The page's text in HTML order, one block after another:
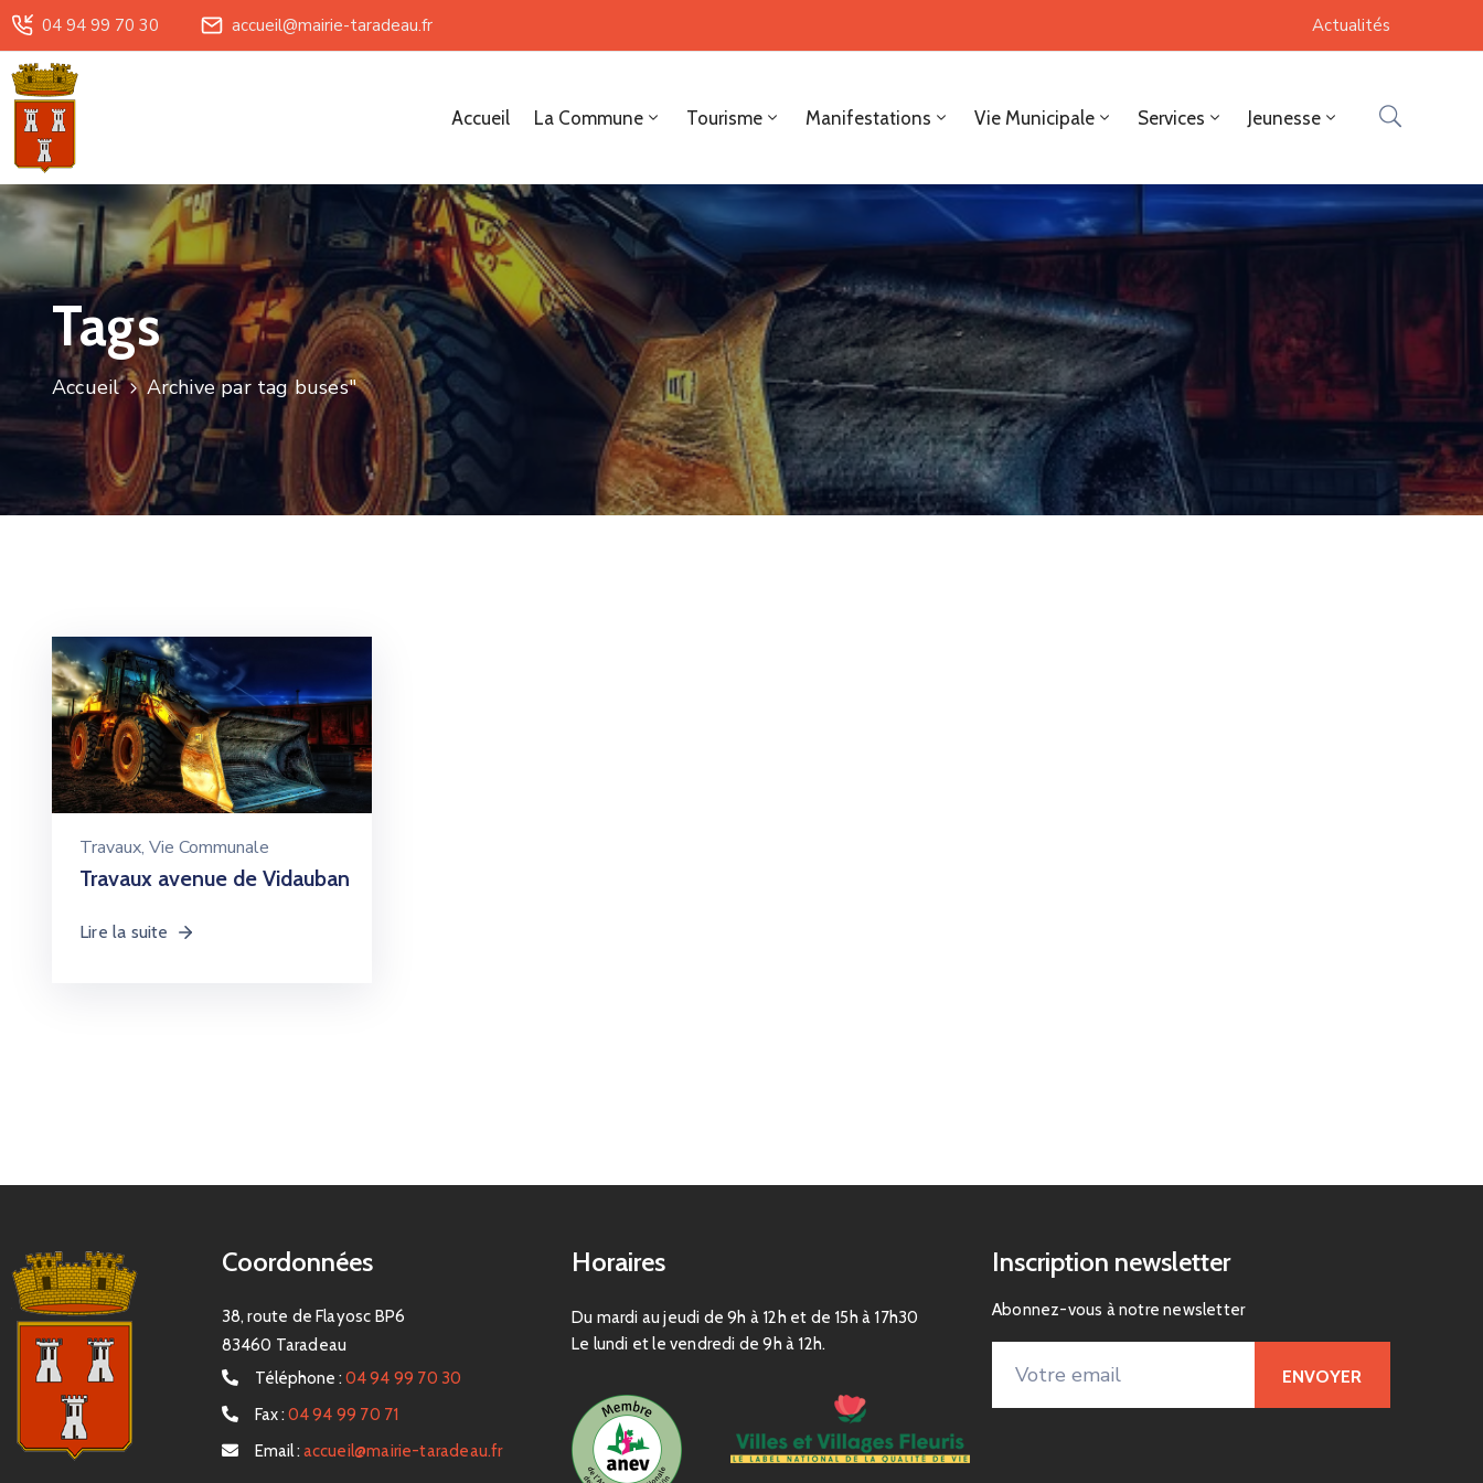
04 94 99 70 30 accueil@mairie-taradeau.fr Actualités
Accueil La Commune Tourisme Manifestations Vie Municipale Services Jeunesse
Tags
Accueil Archive par tag buses"
Travaux‚ Vie Communale
Travaux avenue de Vidauban
Lire la suite
Coordonnées
38, route de Flayosc BP6
83460 Taradeau
Téléphone : 04 94 99 70 30
Fax : 04 94 99 70 71
Email : accueil@mairie-taradeau.fr
Horaires
Du mardi au jeudi de 9h à 12h et de 15h à 17h30
Le lundi et le vendredi de 9h à 12h.
Inscription newsletter
Abonnez-vous à notre newsletter